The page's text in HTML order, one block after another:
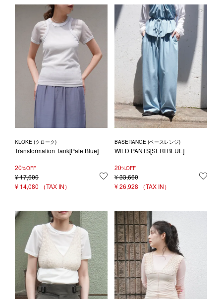
KLOKE (クローク)
Transformation Tank[Pale Blue]
20%OFF
¥17,600
¥ 14,080
お気に入りに登録する
BASERANGE (ベースレンジ)
WILD PANTS[SERI BLUE]
20%OFF
¥33,660
¥26,928